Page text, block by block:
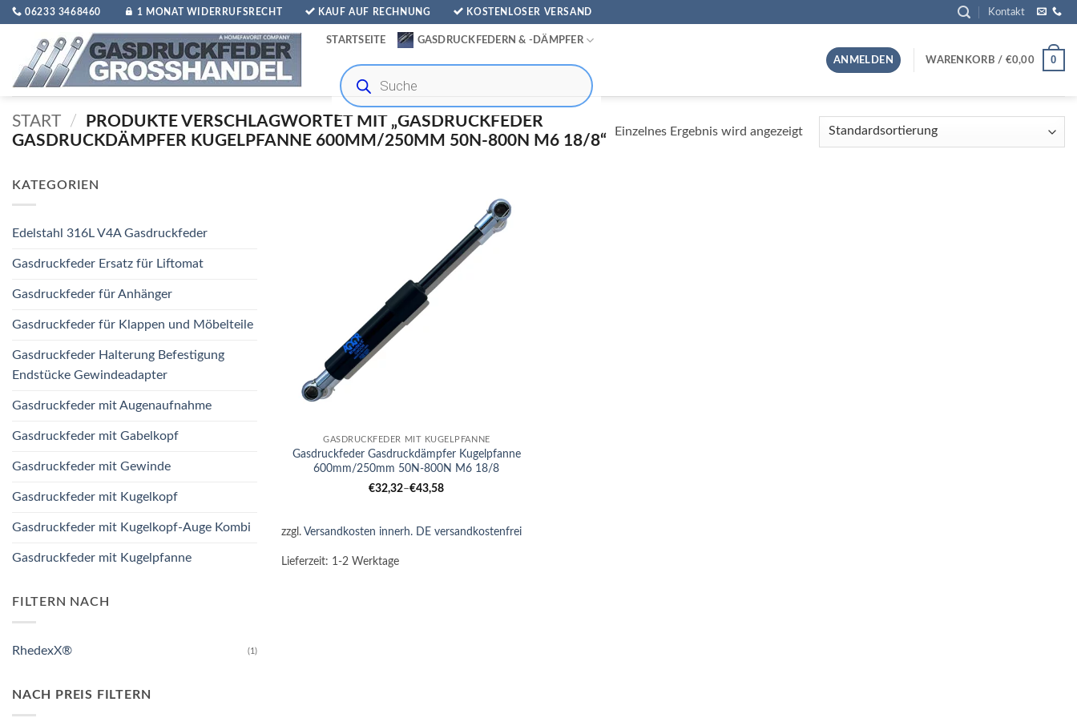
Zum
springen
06233 3468460 1 MONAT WIDERRUFSRECHT KAUF AUF RECHNUNG KOSTENLOSER VERSAND Kontakt
STARTSEITE GASDRUCKFEDERN & -DÄMPFER
Products
search
ANMELDEN WARENKORB / €0,00 0
START /
PRODUKTE VERSCHLAGWORTET MIT „GASDRUCKFEDER
GASDRUCKDÄMPFER KUGELPFANNE 600MM/250MM 50N-800N M6 18/8“
Einzelnes Ergebnis wird angezeigt
KATEGORIEN
Edelstahl 316L V4A Gasdruckfeder
Gasdruckfeder Ersatz für Liftomat
Gasdruckfeder für Anhänger
Gasdruckfeder für Klappen und Möbelteile
Gasdruckfeder Halterung Befestigung
Endstücke Gewindeadapter
Gasdruckfeder mit Augenaufnahme
Gasdruckfeder mit Gabelkopf
Gasdruckfeder mit Gewinde
Gasdruckfeder mit Kugelkopf
Gasdruckfeder mit Kugelkopf-Auge Kombi
Gasdruckfeder mit Kugelpfanne
FILTERN NACH
RhedexX® (1)
NACH PREIS FILTERN
GASDRUCKFEDER MIT KUGELPFANNE
Gasdruckfeder Gasdruckdämpfer Kugelpfanne
600mm/250mm 50N-800N M6 18/8
€32,32–€43,58
zzgl. Versandkosten innerh. DE versandkostenfrei
Lieferzeit: 1-2 Werktage